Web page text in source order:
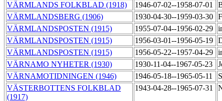
VÄRMLANDS FOLKBLAD (1918)
1946-07-02--1958-07-01
VÄRMLANDSBERG (1906)
1930-04-30--1959-03-30
VÄRMLANDSPOSTEN (1915)
1955-07-04--1956-02-29
VÄRMLANDSPOSTEN (1915)
1956-03-01--1956-05-19
VÄRMLANDSPOSTEN (1915)
1956-05-22--1957-04-29
VÄRNAMO NYHETER (1930)
1930-11-04--1967-05-23
VÄRNAMOTIDNINGEN (1946)
1946-05-18--1965-05-11
VÄSTERBOTTENS FOLKBLAD
(1917)
1943-04-28--1965-07-31